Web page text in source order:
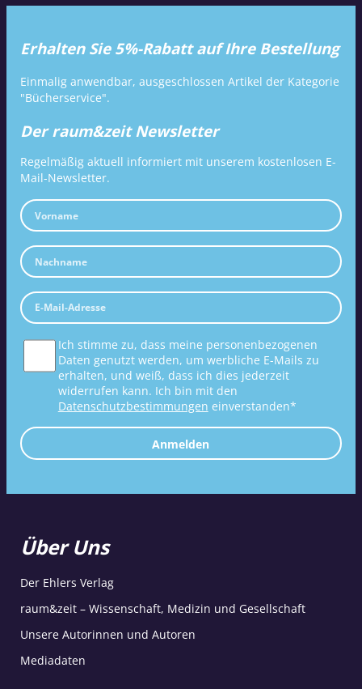
Erhalten Sie 5%-Rabatt auf Ihre Bestellung
Einmalig anwendbar, ausgeschlossen Artikel der Kategorie
"Bücherservice".
Der raum&zeit Newsletter
Regelmäßig aktuell informiert mit unserem kostenlosen E-
Mail-Newsletter.
Ich stimme zu, dass meine personenbezogenen
Daten genutzt werden, um werbliche E-Mails zu
erhalten, und weiß, dass ich dies jederzeit
widerrufen kann. Ich bin mit den
Datenschutzbestimmungen einverstanden*
Anmelden
Über Uns
Der Ehlers Verlag
raum&zeit – Wissenschaft, Medizin und Gesellschaft
Unsere Autorinnen und Autoren
Mediadaten